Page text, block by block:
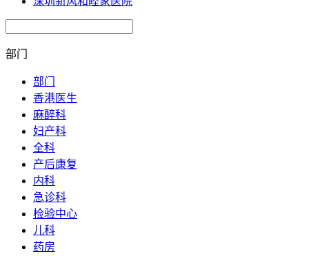
部门
部门
香港医生
麻醉科
妇产科
全科
产后康复
内科
急诊科
检验中心
儿科
药房